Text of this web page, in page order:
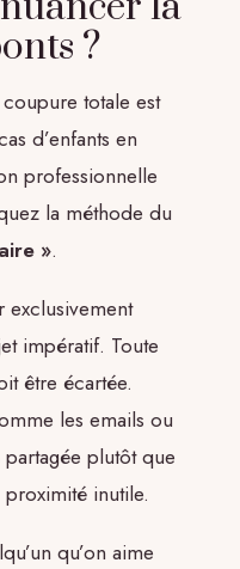
?
totale est
d’enfants en
professionnelle
la méthode du
».
exclusivement
impératif. Toute
être écartée.
les emails ou
plutôt que
inutile.
qu’on aime